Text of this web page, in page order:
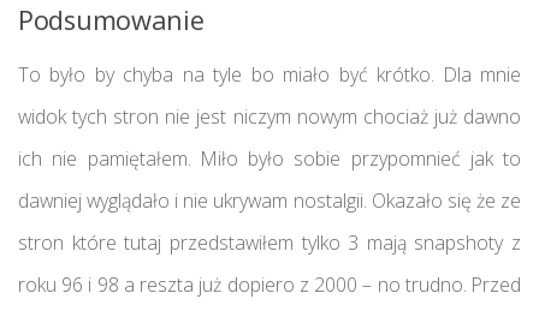
Podsumowanie
To było by chyba na tyle bo miało być krótko. Dla mnie
widok tych stron nie jest niczym nowym chociaż już dawno
ich nie pamiętałem. Miło było sobie przypomnieć jak to
dawniej wyglądało i nie ukrywam nostalgii. Okazało się że ze
stron które tutaj przedstawiłem tylko 3 mają snapshoty z
roku 96 i 98 a reszta już dopiero z 2000 – no trudno. Przed